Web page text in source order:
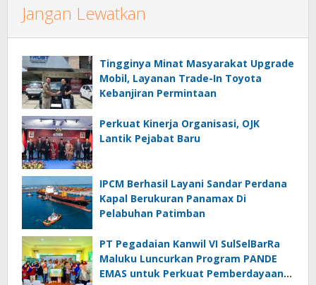
Jangan Lewatkan
Tingginya Minat Masyarakat Upgrade
Mobil, Layanan Trade-In Toyota
Kebanjiran Permintaan
Perkuat Kinerja Organisasi, OJK
Lantik Pejabat Baru
IPCM Berhasil Layani Sandar Perdana
Kapal Berukuran Panamax Di
Pelabuhan Patimban
PT Pegadaian Kanwil VI SulSelBarRa
Maluku Luncurkan Program PANDE
EMAS untuk Perkuat Pemberdayaan